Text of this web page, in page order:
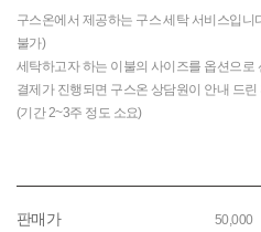
구스온에서 제공하는 구스 세탁 서비스입니
불가)
세탁하고자 하는 이불의 사이즈를 옵션으로
결제가 진행되면 구스온 상담원이 안내 드린
(기간 2~3주 정도 소요)
판매가 50,000